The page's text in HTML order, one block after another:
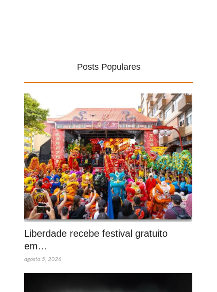
Posts Populares
Liberdade recebe festival gratuito
em…
agosto 5, 2026